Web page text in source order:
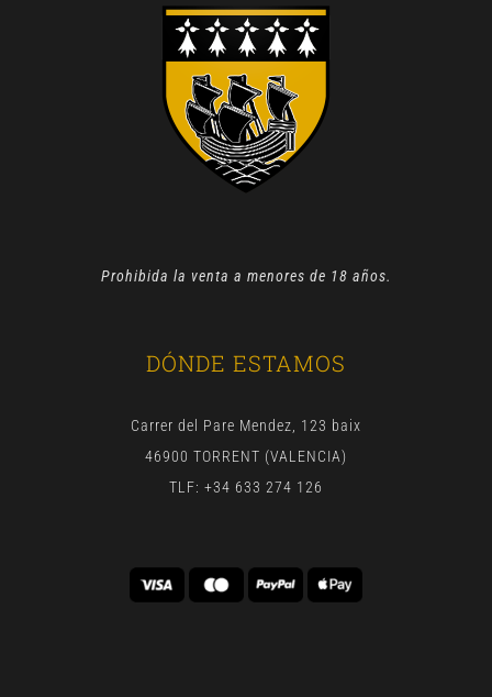
Prohibida la venta a menores de 18 años.
DÓNDE ESTAMOS
Carrer del Pare Mendez, 123 baix
46900 TORRENT (VALENCIA)
TLF: +34 633 274 126